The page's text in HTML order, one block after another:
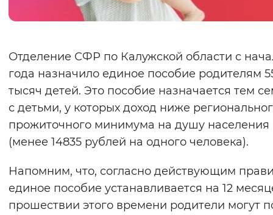
Звуковой ассистент
Вернуть стандартные настройки
Отделение СФР по Калужской области с
года назначило единое пособие родителям
тысяч детей. Это пособие назначается тем
с детьми, у которых доход ниже
прожиточного минимума на душу населения
(менее 14835 рублей на одного человека).
Напомним, что, согласно действующим
единое пособие устанавливается на 12
прошествии этого времени родители могут